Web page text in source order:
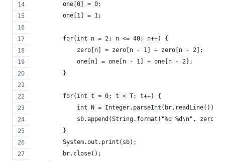
        one[0] = 0;
        one[1] = 1;
        for(int n = 2; n <= 40; n++) {
            zero[n] = zero[n - 1] + zero[n - 2];
            one[n] = one[n - 1] + one[n - 2];
        }
        for(int t = 0; t < T; t++) {
            int N = Integer.parseInt(br.readLine());
sb.append(String.format("%d %d\n",
        }
        System.out.print(sb);
        br.close();